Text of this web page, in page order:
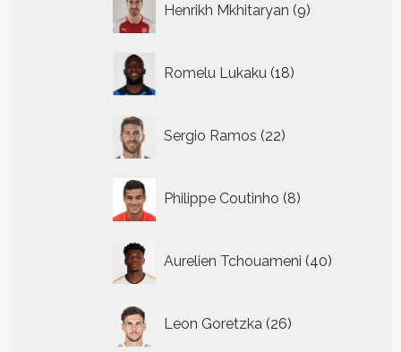
Henrikh Mkhitaryan 9
producten
Romelu Lukaku 18
producten
Sergio Ramos 22
producten
Philippe Coutinho 8
producten
Aurelien Tchouameni 40
producten
Leon Goretzka 26
producten